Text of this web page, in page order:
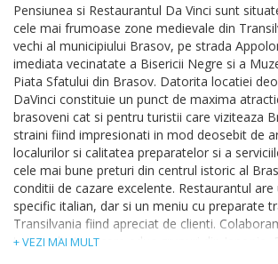
Pensiunea si Restaurantul Da Vinci sunt
cele mai frumoase zone medievale din
vechi al municipiului Brasov, pe strada
imediata vecinatate a Bisericii Negre si a
Piata Sfatului din Brasov. Datorita locatiei
DaVinci constituie un punct de maxima
brasoveni cat si pentru turistii care viziteaza
straini fiind impresionati in mod deosebit de
localurilor si calitatea preparatelor si a
cele mai bune preturi din centrul istoric al
conditii de cazare excelente. Restaurantul are
specific italian, dar si un meniu cu preparate
Transilvania fiind apreciat de clienti.
turism din tara care aduc grupuri din Japonia,
+ VEZI MAI MULT